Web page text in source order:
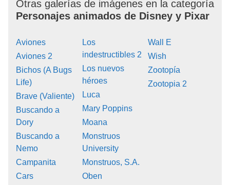
Otras galerías de imágenes en la categoría
Personajes animados de Disney y Pixar
Aviones
Aviones 2
Bichos (A Bugs
Life)
Brave (Valiente)
Buscando a
Dory
Buscando a
Nemo
Campanita
Cars
Los
indestructibles 2
Los nuevos
héroes
Luca
Mary Poppins
Moana
Monstruos
University
Monstruos, S.A.
Oben
Wall E
Wish
Zootopía
Zootopia 2